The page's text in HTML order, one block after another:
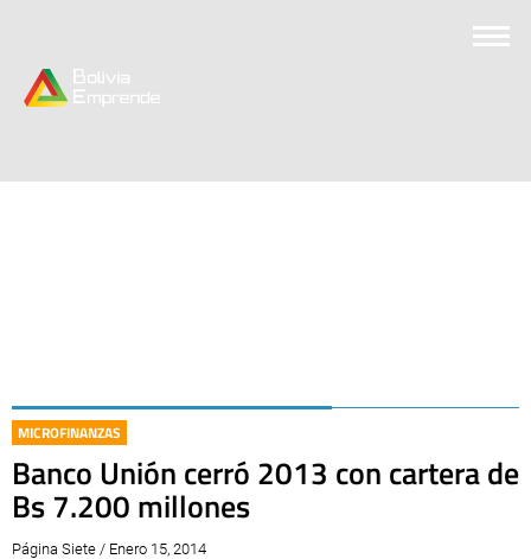
MICROFINANZAS
Banco Unión cerró 2013 con cartera de
Bs 7.200 millones
Página Siete / Enero 15, 2014